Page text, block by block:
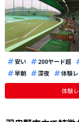
安い 200ヤード超
早朝
深夜 体験
体験